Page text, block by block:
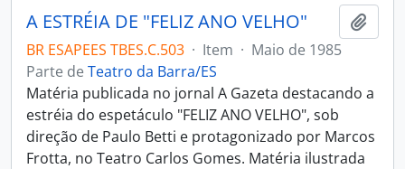
A ESTRÉIA DE "FELIZ ANO VELHO"
BR ESAPEES TBES.C.503 · Item · Maio de 1985
Parte de Teatro da Barra/ES
Matéria publicada no jornal A Gazeta destacando a
estréia do espetáculo "FELIZ ANO VELHO", sob
direção de Paulo Betti e protagonizado por Marcos
Frotta, no Teatro Carlos Gomes. Matéria ilustrada